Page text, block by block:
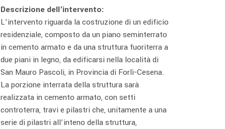
Descrizione dell’intervento:
L’intervento riguarda la costruzione di un edificio
residenziale, composto da un piano seminterrato
in cemento armato e da una struttura fuoriterra a
due piani in legno, da edificarsi nella località di
San Mauro Pascoli, in Provincia di Forlì-Cesena.
La porzione interrata della struttura sarà
realizzata in cemento armato, con setti
controterra, travi e pilastri che, unitamente a una
serie di pilastri all’inteno della struttura,